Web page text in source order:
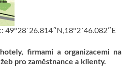
49°28´26.814″N,18°2´46.082″E
firmami a organizacemi na
pro zaměstnance a klienty.